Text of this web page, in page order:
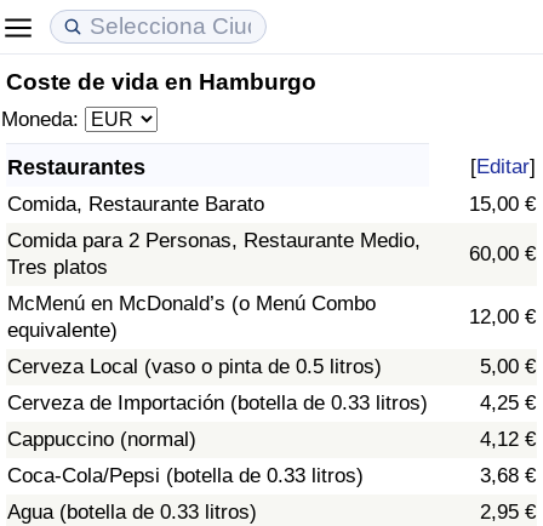
Coste de vida en Hamburgo
Moneda:
Restaurantes [Editar]
Comida, Restaurante Barato
15,00 €
Comida para 2 Personas, Restaurante Medio,
Tres platos
60,00 €
McMenú en McDonald’s (o Menú Combo
equivalente)
12,00 €
Cerveza Local (vaso o pinta de 0.5 litros)
5,00 €
Cerveza de Importación (botella de 0.33 litros)
4,25 €
Cappuccino (normal)
4,12 €
Coca-Cola/Pepsi (botella de 0.33 litros)
3,68 €
Agua (botella de 0.33 litros)
2,95 €
Coste de vida
Índice de Costo de Vida
Índice de costo de vida por país
en aqaba
Precios de las propiedades
Índice de Precios de Inmuebles
Índice de Precios de Inmuebles por País
Calidad de Vida
Índice de Calidad de Vida (Actual)
Índice de calidad de vida por país
Delincuencia
Calificación del Índice de Criminalidad
(Actual)
Índice de Criminalidad